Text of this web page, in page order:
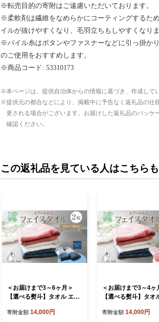
※転売目的の寄附はご遠慮いただいております。
※柔軟剤は繊維をなめらかにコーティングするた
イルが抜けやすくなり、毛羽立ちもしやすくなり
※パイル糸はボタンやファスナーなどに引っ掛か
のご使用をおすすめします。
※商品コード: 53310173
本ページは、提供自治体からの情報に基づき、作成して
提供元の都合などにより、掲載中に予告なく返礼品の
更される場合がございます。お届けした返礼品のパッ
確認ください。
この返礼品を見ている人はこちら
＜お届けまで3～6ヶ月＞
【選べる熨斗】タオル エア
イスタオル マウンテンブル
寄附金額 14,000円
＜お届けまで3～4ヶ
【選べる熨斗】タオ
イスタオル コーラル
寄附金額 14,000円